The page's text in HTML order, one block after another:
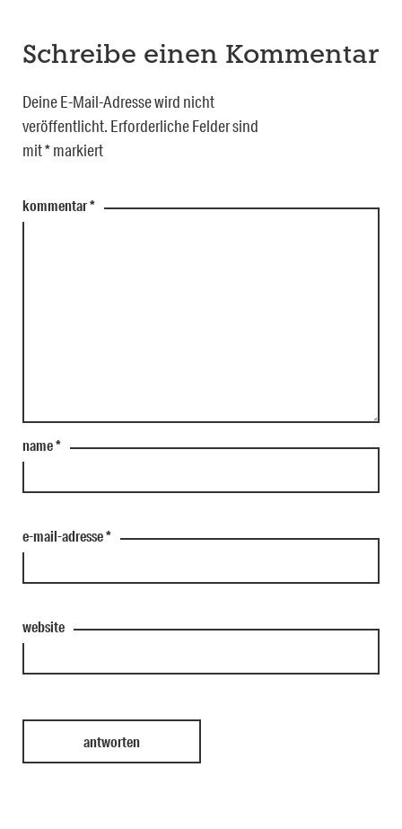
Schreibe einen Kommentar
Deine E-Mail-Adresse wird nicht
veröffentlicht. Erforderliche Felder sind
mit*markiert
kommentar*
name*
e-mail-adresse*
website